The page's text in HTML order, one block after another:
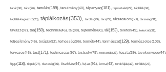
tanár(36), tánc(26), tanulás(159), tanulmány(40), tápanyag(181), tapasztalat(27), táplálék(34),
táplálékkiegészítő(25), táplálkozás(353), tárolás(29), társ(27), társadalom(50), társaság(31),
tavasz(87), tea(158), technika(46), tej(88), tejtermék(60), tél(153), telefon(49), televízió(31),
teljesítmény(46), terápia(92), terhesség(96), termék(44), természet(129), természetes(103),
tervezés(46), test(171), testmozgás(97), testsúly(79), testtartás(27), tészta(39), tevékenység(44),
tipp(118), tippek(27), tisztaság(35), tisztítás(44), tojás(91), torna(43), torokfájás(32), törődés(27),